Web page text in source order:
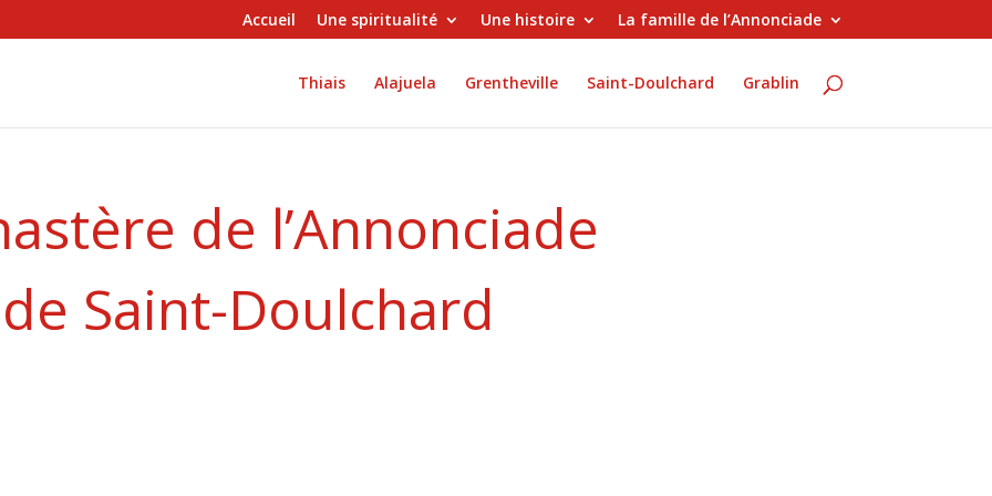
Accueil Une spiritualité Une histoire La famille de l’Annonciade
Thiais Alajuela Grentheville Saint-Doulchard Grablin
de l’Annonciade
de Saint-Doulchard